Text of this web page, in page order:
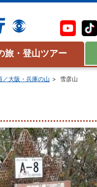
旅・登山ツアー
／大阪・兵庫の山 雪彦山